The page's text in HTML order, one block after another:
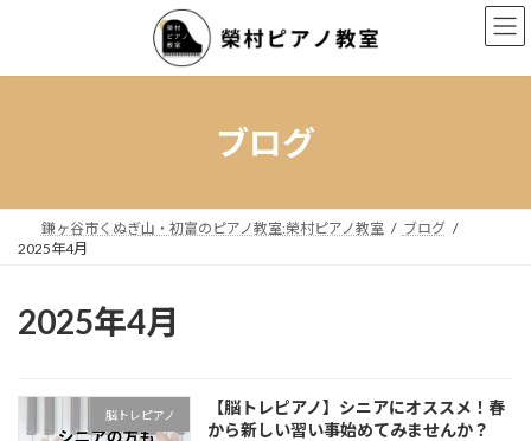
ン
ー
ブログ
鎌ヶ谷市くぬぎ山・初富のピアノ教室:榮村ピアノ教室
ブログ
2025年4月
2025年4月
脳トレピアノ
【脳トレピアノ】シニアにオススメ！春
から新しい習い事始めてみませんか？